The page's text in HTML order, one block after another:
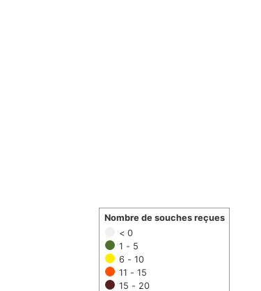
< 0
1 - 5
6 - 10
11 - 15
15 - 20
Nombre de souches reçues